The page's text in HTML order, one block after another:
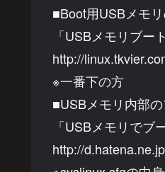
■Boot用USBメモ
「USBメモリブー
http://
※一番下の方
■USBメモリ内部
「USBメモリでブ
http://